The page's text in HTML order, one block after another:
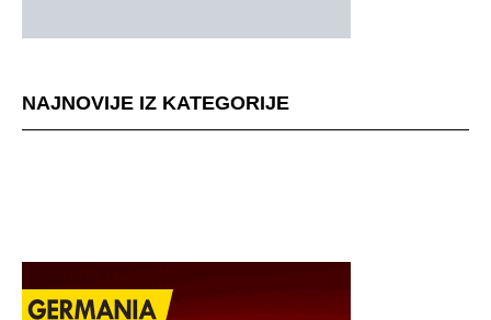
NAJNOVIJE IZ KATEGORIJE